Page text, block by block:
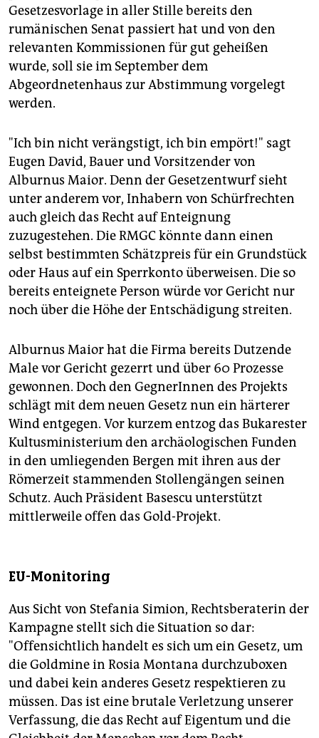
Gesetzesvorlage in aller Stille bereits den
rumänischen Senat passiert hat und von den
relevanten Kommissionen für gut geheißen
wurde, soll sie im September dem
Abgeordnetenhaus zur Abstimmung vorgelegt
werden.
"Ich bin nicht verängstigt, ich bin empört!" sagt
Eugen David, Bauer und Vorsitzender von
Alburnus Maior. Denn der Gesetzentwurf sieht
unter anderem vor, Inhabern von Schürfrechten
auch gleich das Recht auf Enteignung
zuzugestehen. Die RMGC könnte dann einen
selbst bestimmten Schätzpreis für ein Grundstück
oder Haus auf ein Sperrkonto überweisen. Die so
bereits enteignete Person würde vor Gericht nur
noch über die Höhe der Entschädigung streiten.
Alburnus Maior hat die Firma bereits Dutzende
Male vor Gericht gezerrt und über 60 Prozesse
gewonnen. Doch den GegnerInnen des Projekts
schlägt mit dem neuen Gesetz nun ein härterer
Wind entgegen. Vor kurzem entzog das Bukarester
Kultusministerium den archäologischen Funden
in den umliegenden Bergen mit ihren aus der
Römerzeit stammenden Stollengängen seinen
Schutz. Auch Präsident Basescu unterstützt
mittlerweile offen das Gold-Projekt.
EU-Monitoring
Aus Sicht von Stefania Simion, Rechtsberaterin der
Kampagne stellt sich die Situation so dar:
"Offensichtlich handelt es sich um ein Gesetz, um
die Goldmine in Rosia Montana durchzuboxen
und dabei kein anderes Gesetz respektieren zu
müssen. Das ist eine brutale Verletzung unserer
Verfassung, die das Recht auf Eigentum und die